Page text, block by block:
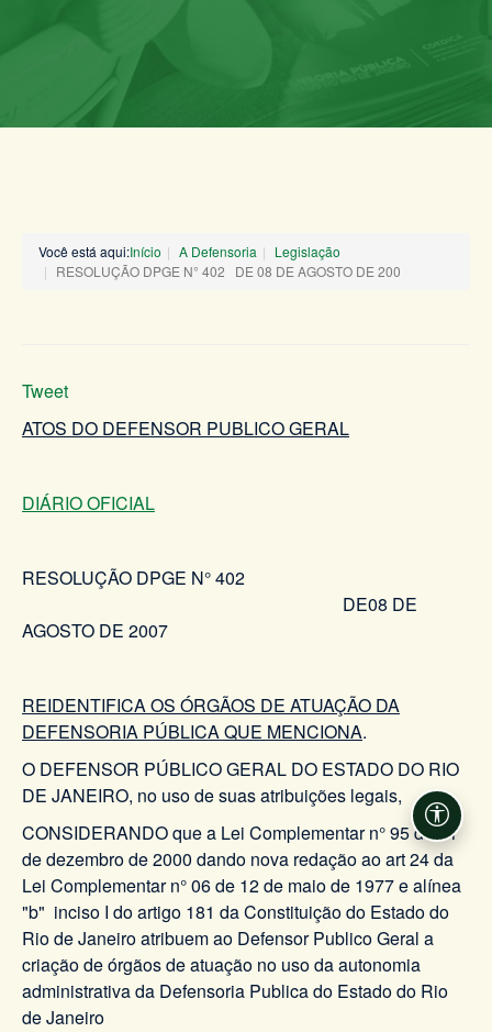
Você está aqui:Início A Defensoria
Legislação
RESOLUÇÃO DPGE N° 402 DE 08 DE AGOSTO DE 200
Tweet
ATOS DO DEFENSOR PUBLICO GERAL
DIÁRIO OFICIAL
RESOLUÇÃO DPGE N° 402
DE08 DE
AGOSTO DE 2007
REIDENTIFICA OS ÓRGÃOS DE ATUAÇÃO DA
DEFENSORIA PÚBLICA QUE MENCIONA.
O DEFENSOR PÚBLICO GERAL DO ESTADO DO RIO
DE JANEIRO, no uso de suas atribuições legais,
CONSIDERANDO que a Lei Complementar n° 95 de 21
de dezembro de 2000 dando nova redação ao art 24 da
Lei Complementar n° 06 de 12 de maio de 1977 e alínea
"b" inciso I do artigo 181 da Constituição do Estado do
Rio de Janeiro atribuem ao Defensor Publico Geral a
criação de órgãos de atuação no uso da autonomia
administrativa da Defensoria Publica do Estado do Rio
de Janeiro